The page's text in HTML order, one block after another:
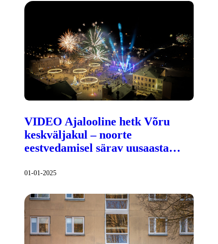
VIDEO Ajalooline hetk Võru
keskväljakul – noorte
eestvedamisel särav uusaasta…
01-01-2025